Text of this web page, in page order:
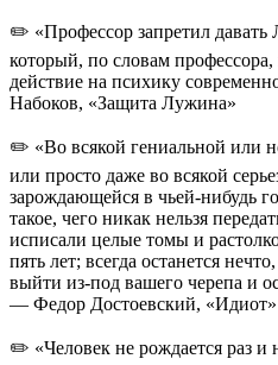
✏️ «Профессор запретил давать
который, по словам
действие на психику
Набоков, «Защита Лужина»
✏️ «Во всякой гениальной или
или просто даже во всякой
зарождающейся в чьей-нибудь
такое, чего никак нельзя
исписали целые томы и
пять лет; всегда останется
выйти из-под вашего черепа и
— Федор Достоевский, «Идиот»
✏️ «Человек не рождается раз и